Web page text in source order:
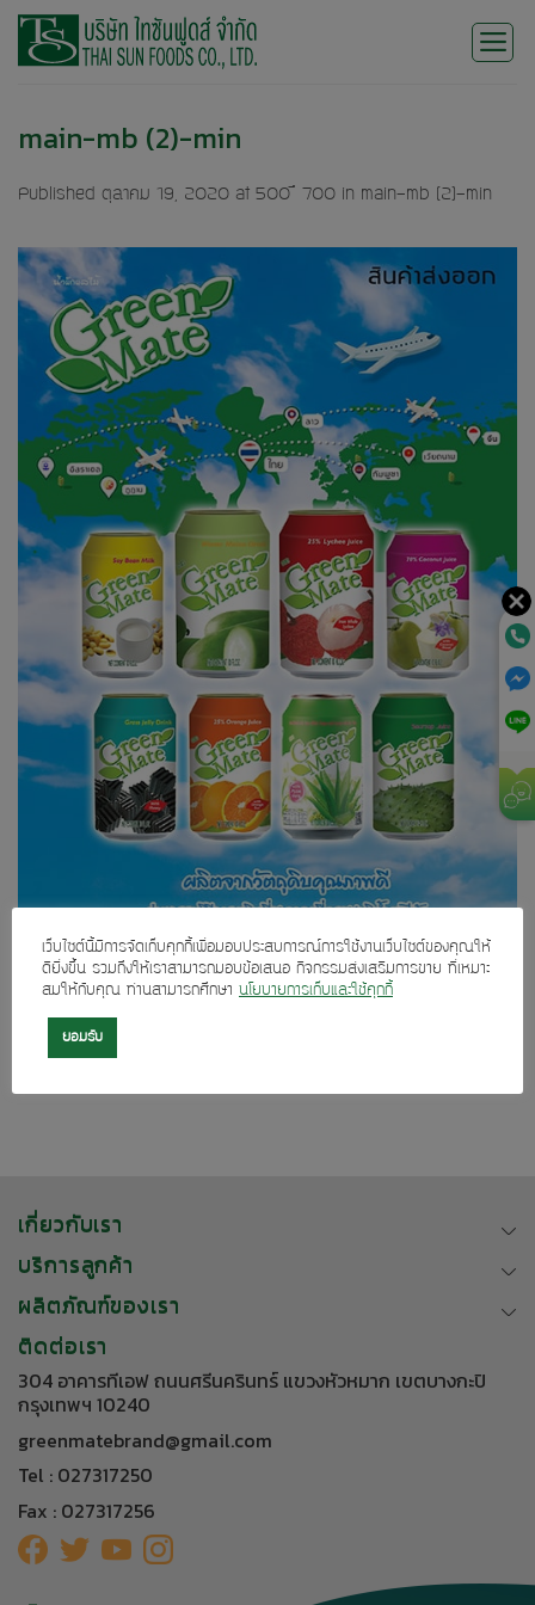
Skip
main-mb (2)-min
Published ตุลาคม 19, 2020 at 500 × 700 in main-mb (2)-min
Previous
เกี่ยวกับเรา
บริการลูกค้า
ผลิตภัณฑ์ของเรา
ติดต่อเรา
304 อาคารทีเอฟ ถนนศรีนครินทร์ แขวงหัวหมาก เขตบางกะปิ
กรุงเทพฯ 10240
greenmatebrand@gmail.com
Tel : 027317250
Fax : 027317256
เว็บไซต์นี้มีการจัดเก็บคุกกี้เพื่อมอบประสบการณ์การใช้งานเว็บไซต์ของคุณให้
ดียิ่งขึ้น รวมถึงให้เราสามารถมอบข้อเสนอ กิจกรรมส่งเสริมการขาย ที่เหมาะ
สมให้กับคุณ ท่านสามารถศึกษา นโยบายการเก็บและใช้คุกกี้
ยอมรับ